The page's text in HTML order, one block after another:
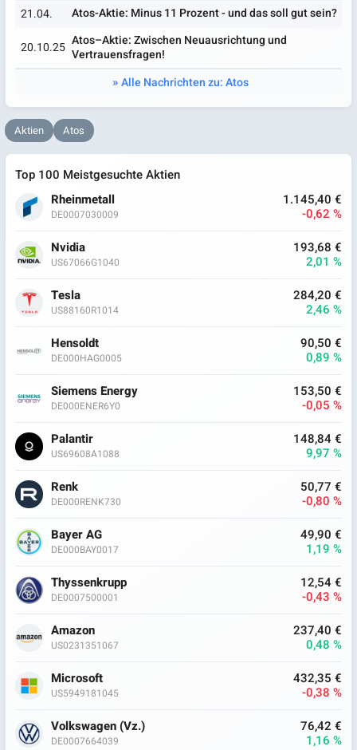
21.04.
Atos-Aktie: Minus 11 Prozent - und das soll gut sein?
20.10.25 Atos–Aktie: Zwischen Neuausrichtung und
Vertrauensfragen!
Alle Nachrichten zu: Atos
Aktien Atos
Top 100 Meistgesuchte Aktien
Rheinmetall
DE0007030009
1.145,40 €
-0,62 %
Nvidia
US67066G1040
193,68 €
2,01 %
Tesla
US88160R1014
284,20 €
2,46 %
Hensoldt
DE000HAG0005
90,50 €
0,89 %
Siemens Energy
DE000ENER6Y0
153,50 €
-0,05 %
Palantir
US69608A1088
148,84 €
9,97 %
Renk
DE000RENK730
50,77 €
-0,80 %
Bayer AG
DE000BAY0017
49,90 €
1,19 %
Thyssenkrupp
DE0007500001
12,54 €
-0,43 %
Amazon
US0231351067
237,40 €
0,48 %
Microsoft
US5949181045
432,35 €
-0,38 %
Volkswagen (Vz.)
DE0007664039
76,42 €
1,16 %